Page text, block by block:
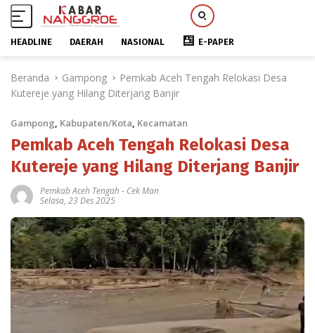
HEADLINE DAERAH NASIONAL E-PAPER
Beranda Gampong
Pemkab Aceh Tengah Relokasi Desa
Kutereje yang Hilang Diterjang Banjir
Gampong, Kabupaten/Kota, Kecamatan
Pemkab Aceh Tengah Relokasi Desa
Kutereje yang Hilang Diterjang Banjir
Pemkab Aceh Tengah - Cek Man
Selasa, 23 Des 2025